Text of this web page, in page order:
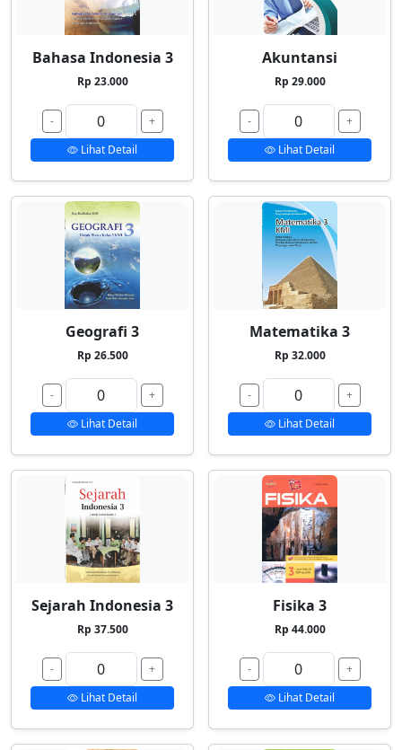
Bahasa Indonesia 3
Rp 23.000
-
+
Lihat Detail
Akuntansi
Rp 29.000
-
+
Lihat Detail
Geografi 3
Rp 26.500
-
+
Lihat Detail
Matematika 3
Rp 32.000
-
+
Lihat Detail
Sejarah Indonesia 3
Rp 37.500
-
+
Lihat Detail
Fisika 3
Rp 44.000
-
+
Lihat Detail